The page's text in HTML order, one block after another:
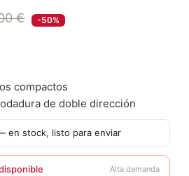
€
-50%
compactos
de doble dirección
en stock, listo para enviar
Alta demanda